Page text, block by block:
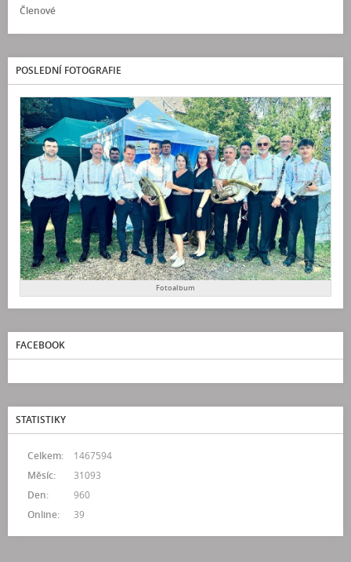
Členové
POSLEDNÍ FOTOGRAFIE
Fotoalbum
FACEBOOK
STATISTIKY
Online: 39
Celkem:
1467594
Měsíc:
31093
Den:
960